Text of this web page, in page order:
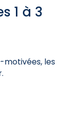
1 à 3
les